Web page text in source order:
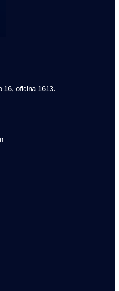
16, oficina 1613.